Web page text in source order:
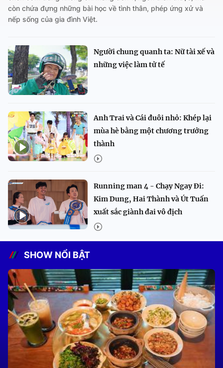
còn chứa đựng những bài học về tình thân, phép ứng xử và
nếp sống của gia đình Việt.
Người chung quanh ta: Nữ tài xế và
những việc làm tử tế
Anh Trai và Cái đuôi nhỏ: Khép lại
mùa hè bằng một chương trưởng
thành
Running man 4 - Chạy Ngay Đi:
Kim Dung, Hai Thành và Út Tuấn
xuất sắc giành đai vô địch
SHOW NỔI BẬT